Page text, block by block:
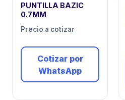
PUNTILLA BAZIC
0.7MM
Precio a cotizar
Cotizar por
WhatsApp